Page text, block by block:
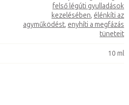
felső légúti gyulladások
kezelésében, élénkíti az
agyműködést, enyhíti a megfázás
tüneteit
10 ml